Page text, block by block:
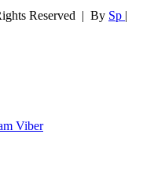
Reserved | By Sp |
Viber